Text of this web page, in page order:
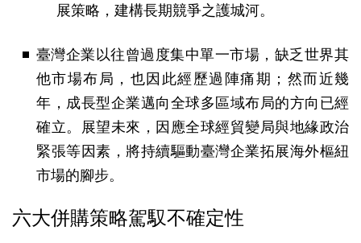
展策略，建構長期競爭之護城河。
臺灣企業以往曾過度集中單一市場，缺乏世界其
他市場布局，也因此經歷過陣痛期；然而近幾
年，成長型企業邁向全球多區域布局的方向已經
確立。展望未來，因應全球經貿變局與地緣政治
緊張等因素，將持續驅動臺灣企業拓展海外樞紐
市場的腳步。
六大併購策略 駕馭不確定性